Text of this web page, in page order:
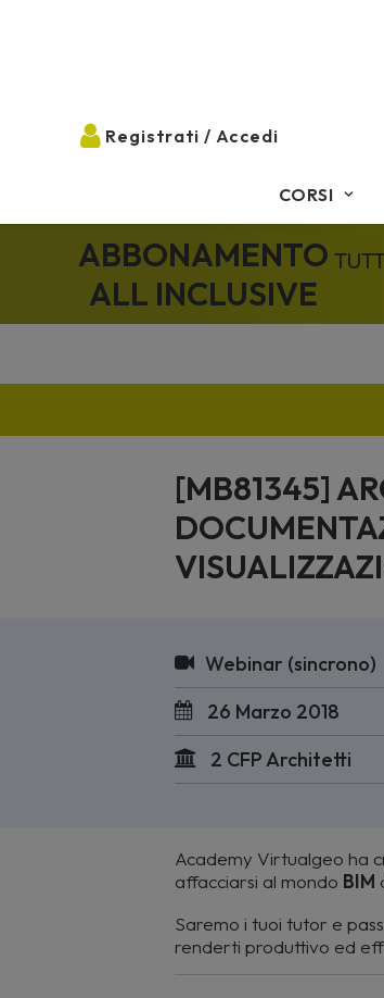
CORSI
ABBONAMENTO
ALL INCLUSIVE
[MB81345]
Webinar (sincrono)
26 Marzo 2018
2 CFP Architetti
Academy Virtualgeo ha
affacciarsi al mondo BIM
Saremo i tuoi tutor e
renderti produttivo ed